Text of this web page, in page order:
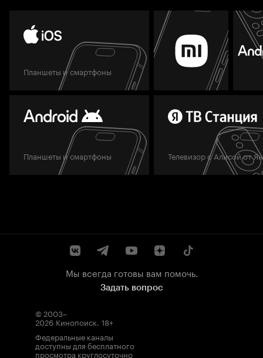
Планшеты и смартфоны
Планшеты и смартфоны Телевизор с Алисой от
Мы всегда готовы вам помочь.
Задать вопрос
© 2003–
2026 Кинопоиск. 18+
Федеральные каналы
доступны для бесплатного
просмотра круглосуточно